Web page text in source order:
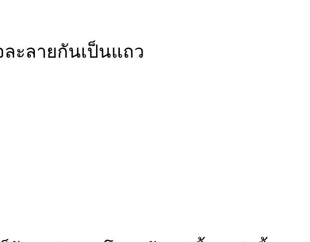
ะลายกันเป็นแถว